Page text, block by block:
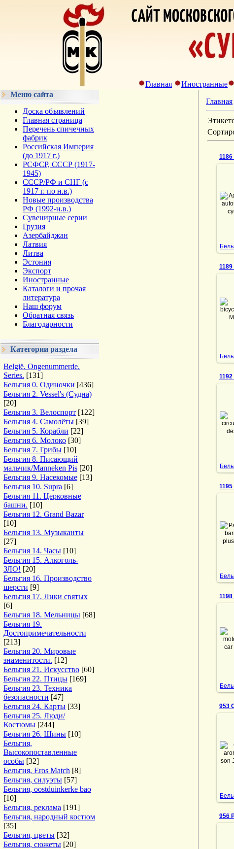
Главная Иностранные
Меню сайта
Доска объявлений
Главная страница
Перечень спичечных
фабрик
Российская Империя
(до 1917 г.)
РСФСР, СССР (1917-
1945)
СССР/РФ и СНГ (с
1917 г. по н.в.)
Новые производства
РФ (1992-н.в.)
Сувенирные серии
Грузия
Азербайджан
Латвия
Литва
Эстония
Экспорт
Иностранные
Каталоги и прочая
литература
Наш форум
Обратная связь
Благодарности
Категории раздела
België. Ongenummerde.
Series. [131]
Бельгия 0. Одиночки [436]
Бельгия 2. Vessel's (Судна)
[20]
Бельгия 3. Велоспорт [122]
Бельгия 4. Самолёты [39]
Бельгия 5. Корабли [22]
Бельгия 6. Молоко [30]
Бельгия 7. Грибы [10]
Бельгия 8. Писающий
мальчик/Manneken Pis [20]
Бельгия 9. Насекомые [13]
Бельгия 10. Supra [6]
Бельгия 11. Церковные
башни. [10]
Бельгия 12. Grand Bazar
[10]
Бельгия 13. Музыканты
[27]
Бельгия 14. Часы [10]
Бельгия 15. Алкоголь-
ЗЛО! [20]
Бельгия 16. Производство
шерсти [9]
Бельгия 17. Лики святых
[6]
Бельгия 18. Мельницы [68]
Бельгия 19.
Достопримечательности
[213]
Бельгия 20. Мировые
знаменитости. [12]
Бельгия 21. Искусство [60]
Бельгия 22. Птицы [169]
Бельгия 23. Техника
безопасности [47]
Бельгия 24. Карты [33]
Бельгия 25. Люди/
Костюмы [244]
Бельгия 26. Шины [10]
Бельгия,
Высокопоставленные
особы [32]
Бельгия, Eros Match [8]
Бельгия, силуэты [57]
Бельгия, oostduinkerke bao
[10]
Бельгия, реклама [191]
Бельгия, народный костюм
[35]
Бельгия, цветы [32]
Бельгия, сюжеты [20]
Главная
des
son